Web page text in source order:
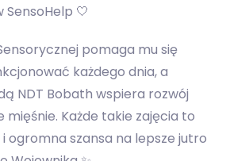
🤍
pomaga mu się
każdego dnia, a
NDT Bobath wspiera rozwój
mięśnie. Każde takie zajęcia to
ogromna szansa na lepsze jutro